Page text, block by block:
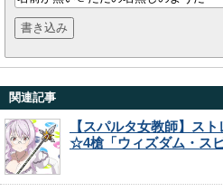
関連記事
【スパルタ女教師】ス
☆4槍「ウィズダム・ス